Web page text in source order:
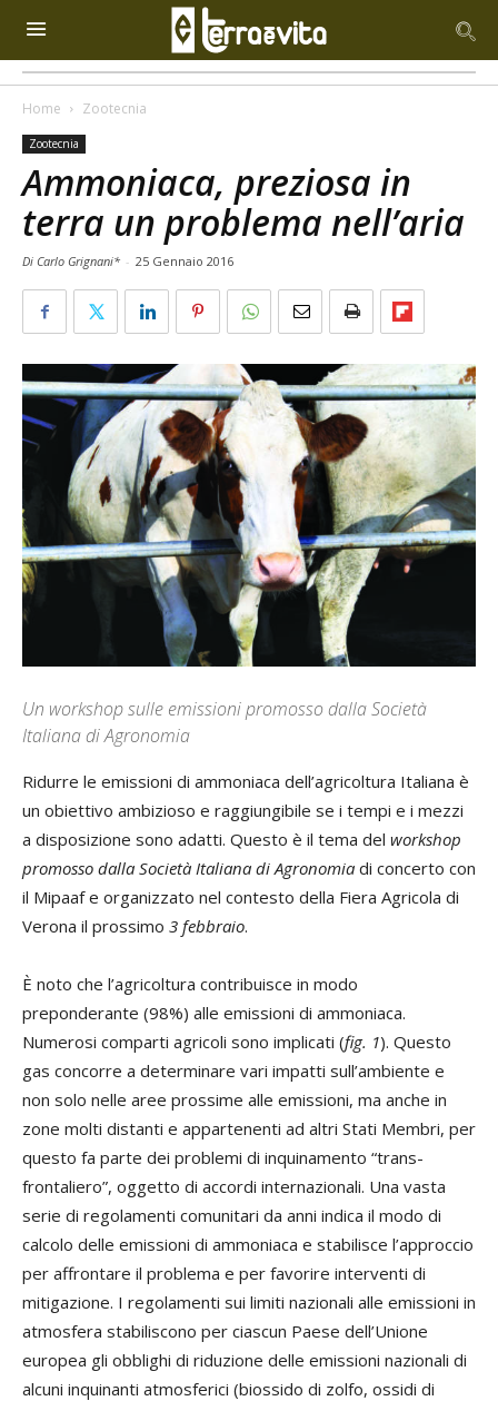
Home Zootecnia
Zootecnia
Ammoniaca, preziosa in
terra un problema nell’aria
Di Carlo Grignani* - 25 Gennaio 2016
Un workshop sulle emissioni promosso dalla Società
Italiana di Agronomia
Ridurre le emissioni di ammoniaca dell’agricoltura Italiana è
un obiettivo ambizioso e raggiungibile se i tempi e i mezzi
a disposizione sono adatti. Questo è il tema del workshop
promosso dalla Società Italiana di Agronomia di concerto con
il Mipaaf e organizzato nel contesto della Fiera Agricola di
Verona il prossimo 3 febbraio.
È noto che l’agricoltura contribuisce in modo
preponderante (98%) alle emissioni di ammoniaca.
Numerosi comparti agricoli sono implicati (fig. 1). Questo
gas concorre a determinare vari impatti sull’ambiente e
non solo nelle aree prossime alle emissioni, ma anche in
zone molti distanti e appartenenti ad altri Stati Membri, per
questo fa parte dei problemi di inquinamento “trans-
frontaliero”, oggetto di accordi internazionali. Una vasta
serie di regolamenti comunitari da anni indica il modo di
calcolo delle emissioni di ammoniaca e stabilisce l’approccio
per affrontare il problema e per favorire interventi di
mitigazione. I regolamenti sui limiti nazionali alle emissioni in
atmosfera stabiliscono per ciascun Paese dell’Unione
europea gli obblighi di riduzione delle emissioni nazionali di
alcuni inquinanti atmosferici (biossido di zolfo, ossidi di